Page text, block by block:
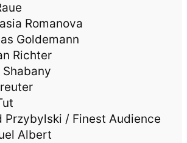
Romanova
Goldemann
Richter
Shabany
Przybylski / Finest Audience
Albert